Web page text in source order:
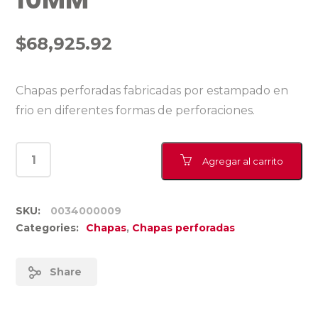
$68,925.92
Chapas perforadas fabricadas por estampado en
frio en diferentes formas de perforaciones.
Agregar al carrito
SKU:
0034000009
Categories:
Chapas, Chapas perforadas
Share